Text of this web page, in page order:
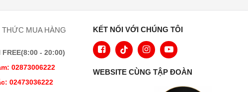
THỨC MUA HÀNG
FREE(8:00 - 20:00)
02873006222
02473036222
KẾT NỐI VỚI CHÚNG TÔI
WEBSITE CÙNG TẬP ĐOÀN